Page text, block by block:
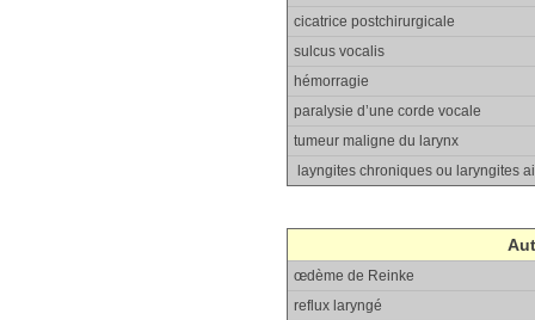
cicatrice postchirurgicale
sulcus vocalis
hémorragie
paralysie d’une corde vocale
tumeur maligne du larynx
layngites chroniques ou laryngites
œdème de Reinke
reflux laryngé